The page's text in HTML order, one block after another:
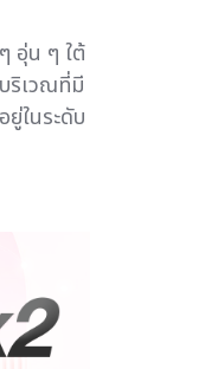
อุ่น ๆ ใต้
ริเวณที่มี
ในระดับ